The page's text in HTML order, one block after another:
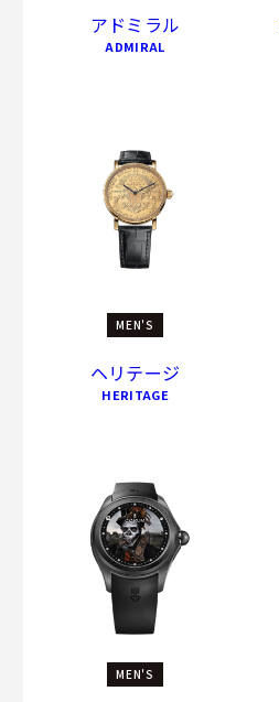
アドミラル
ADMIRAL
MEN'S
ヘリテージ
HERITAGE
MEN'S